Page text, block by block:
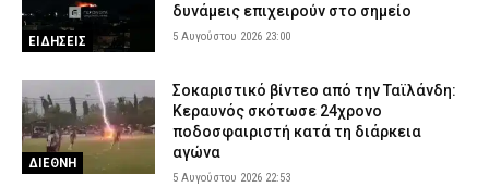
ΕΙΔΗΣΕΙΣ
δυνάμεις επιχειρούν στο σημείο
5 Αυγούστου 2026 23:00
ΔΙΕΘΝΗ
Σοκαριστικό βίντεο από την Ταϊλάνδη:
Κεραυνός σκότωσε 24χρονο
ποδοσφαιριστή κατά τη διάρκεια
αγώνα
5 Αυγούστου 2026 22:53